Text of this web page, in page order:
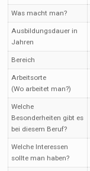
Was macht man?
Ausbildungsdauer in
Jahren
Bereich
Arbeitsorte
(Wo arbeitet man?)
Welche
Besonderheiten gibt es
bei diesem Beruf?
Welche Interessen
sollte man haben?